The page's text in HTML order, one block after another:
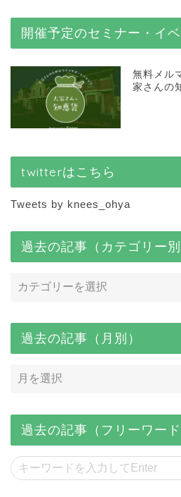
開催予定のセミナー・イ
無料メル
家さんの
twitterはこちら
Tweets by knees_ohya
過去の記事（カテゴリー別
過去の記事（月別）
過去の記事（フリーワード